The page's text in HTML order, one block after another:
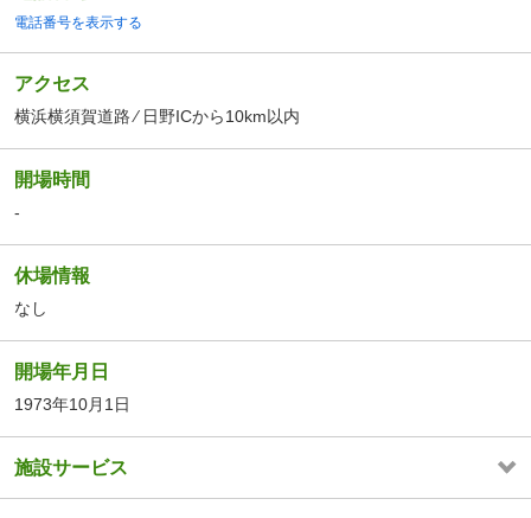
電話番号を表示する
アクセス
横浜横須賀道路 ⁄ 日野ICから10km以内
開場時間
-
休場情報
なし
開場年月日
1973年10月1日
施設サービス